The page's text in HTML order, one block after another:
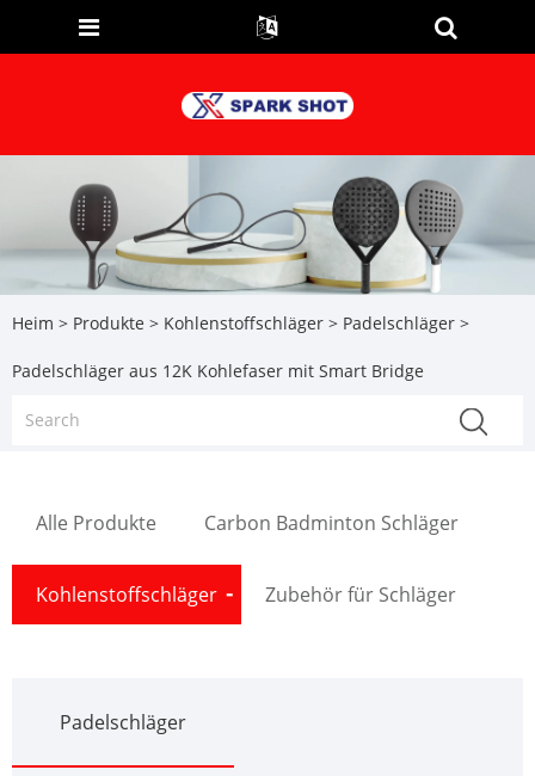
Heim > Produkte > Kohlenstoffschläger > Padelschläger >
Padelschläger aus 12K Kohlefaser mit Smart Bridge
Alle Produkte Carbon Badminton Schläger
Kohlenstoffschläger Zubehör für Schläger
Padelschläger